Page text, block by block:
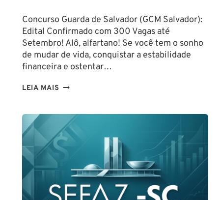
Concurso Guarda de Salvador (GCM Salvador):
Edital Confirmado com 300 Vagas até
Setembro! Alô, alfartano! Se você tem o sonho
de mudar de vida, conquistar a estabilidade
financeira e ostentar…
LEIA MAIS CONCURSO
SALVADOR
(GCM
SALVADOR):
CONFIRMADO
SETEMBRO!